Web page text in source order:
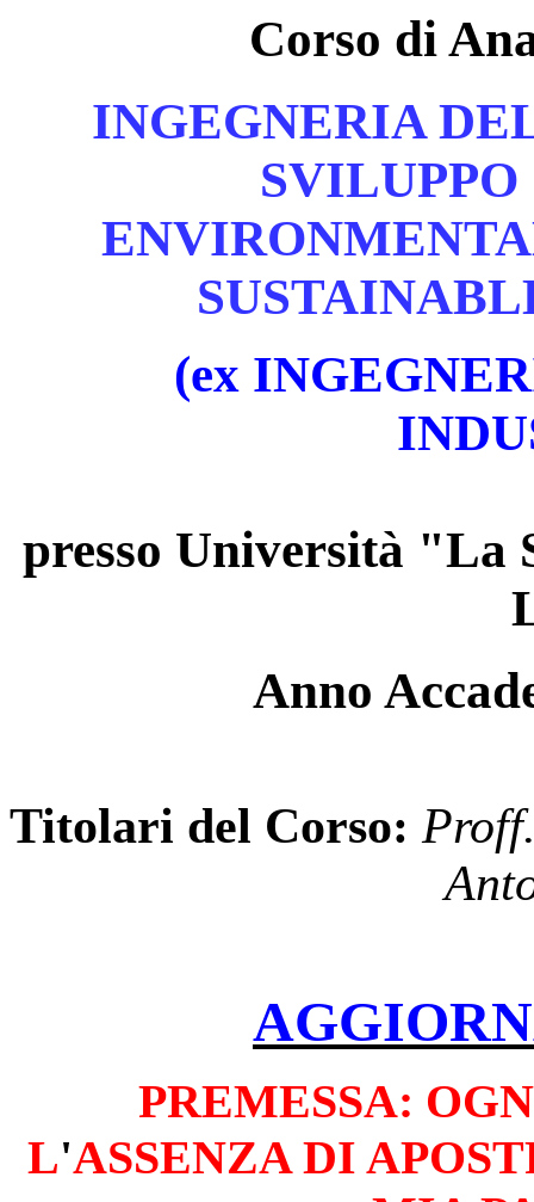
Corso di
INGEGNERIA
(ex
presso Università "La
Anno
Titolari del Corso: Proff
PREMESSA:
L'ASSENZADI